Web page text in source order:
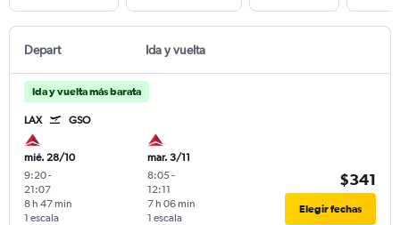
Depart Ida y vuelta
Ida y vuelta más barata
LAX GSO
mié. 28/10
9:20-
21:07
1 escala
8 h 47 min
mar. 3/11
8:05-
12:11
1 escala
7 h 06 min
$341
Elegir fechas